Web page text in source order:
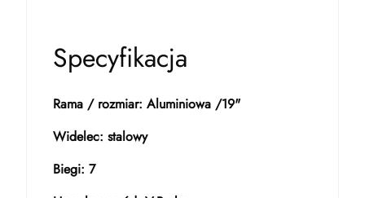
Specyfikacja
Rama / rozmiar: Aluminiowa /19"
Widelec: stalowy
Biegi: 7